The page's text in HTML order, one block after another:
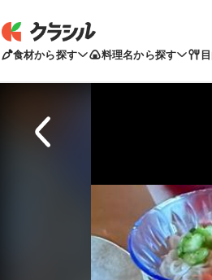
食材から探す 料理名から探す